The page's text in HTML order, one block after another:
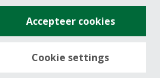
Accepteer cookies
Cookie settings